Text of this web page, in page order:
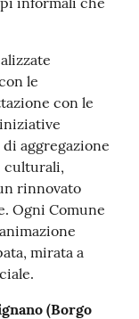
le
con le
aggregazione
culturali,
rinnovato
Ogni Comune
mirata a
(Borgo